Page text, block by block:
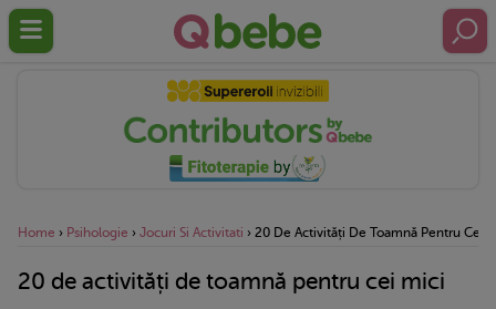
Home › Psihologie › Jocuri Si Activitati › 20 De Activități De Toamnă Pentru Cei
20 de activități de toamnă pentru cei mici